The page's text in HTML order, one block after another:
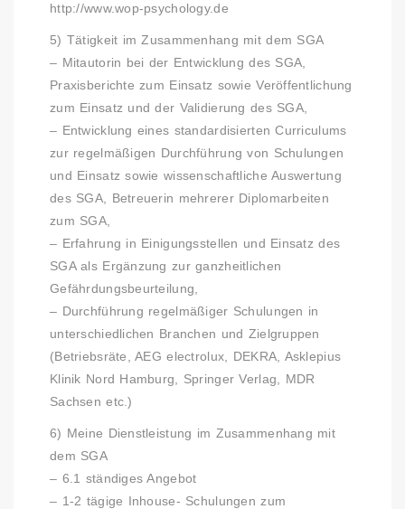
http://www.wop-psychology.de
5) Tätigkeit im Zusammenhang mit dem SGA
– Mitautorin bei der Entwicklung des SGA,
Praxisberichte zum Einsatz sowie Veröffentlichung
zum Einsatz und der Validierung des SGA,
– Entwicklung eines standardisierten Curriculums
zur regelmäßigen Durchführung von Schulungen
und Einsatz sowie wissenschaftliche Auswertung
des SGA, Betreuerin mehrerer Diplomarbeiten
zum SGA,
– Erfahrung in Einigungsstellen und Einsatz des
SGA als Ergänzung zur ganzheitlichen
Gefährdungsbeurteilung,
– Durchführung regelmäßiger Schulungen in
unterschiedlichen Branchen und Zielgruppen
(Betriebsräte, AEG electrolux, DEKRA, Asklepius
Klinik Nord Hamburg, Springer Verlag, MDR
Sachsen etc.)
6) Meine Dienstleistung im Zusammenhang mit
dem SGA
– 6.1 ständiges Angebot
– 1-2 tägige Inhouse- Schulungen zum